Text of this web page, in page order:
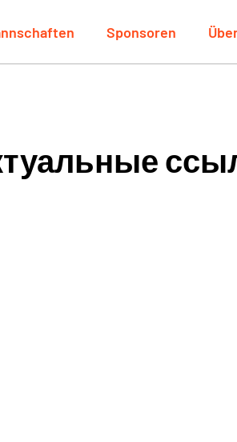
Sponsoren